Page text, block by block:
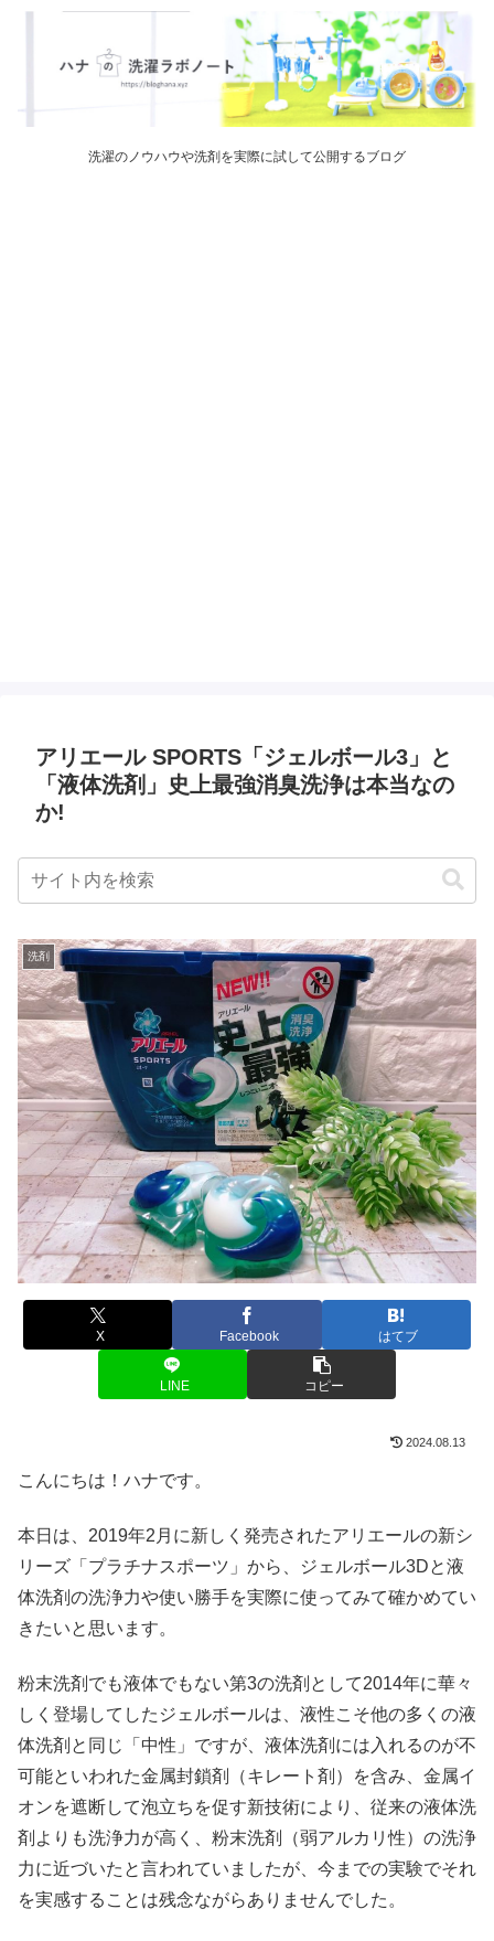
洗濯のノウハウや洗剤を実際に試して公開するブログ
アリエール SPORTS「ジェルボール3」と
「液体洗剤」史上最強消臭洗浄は本当なの
か!
洗剤
X Facebook はてブ
LINE コピー
2024.08.13
こんにちは！ハナです。
本日は、2019年2月に新しく発売されたアリエールの新シ
リーズ「プラチナスポーツ」から、ジェルボール3Dと液
体洗剤の洗浄力や使い勝手を実際に使ってみて確かめてい
きたいと思います。
粉末洗剤でも液体でもない第3の洗剤として2014年に華々
しく登場してしたジェルボールは、液性こそ他の多くの液
体洗剤と同じ「中性」ですが、液体洗剤には入れるのが不
可能といわれた金属封鎖剤（キレート剤）を含み、金属イ
オンを遮断して泡立ちを促す新技術により、従来の液体洗
剤よりも洗浄力が高く、粉末洗剤（弱アルカリ性）の洗浄
力に近づいたと言われていましたが、今までの実験でそれ
を実感することは残念ながらありませんでした。